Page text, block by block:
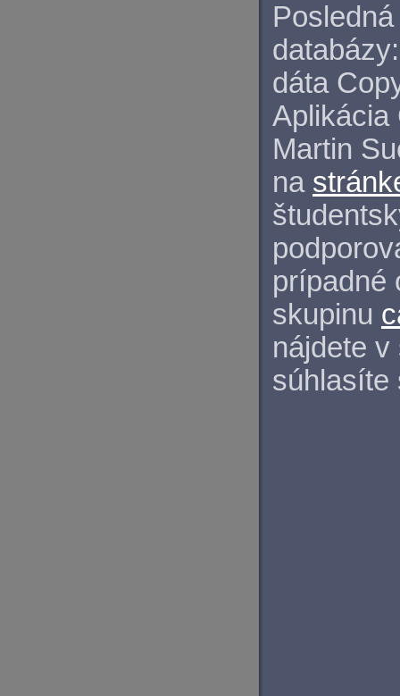
databázy:
dáta
Aplikácia
Martin
na
prípadné
skupinu
nájdete